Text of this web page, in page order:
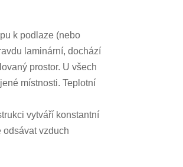
k podlaze (nebo
laminární, dochází
prostor. U všech
místnosti. Teplotní
vytváří konstantní
odsávat vzduch